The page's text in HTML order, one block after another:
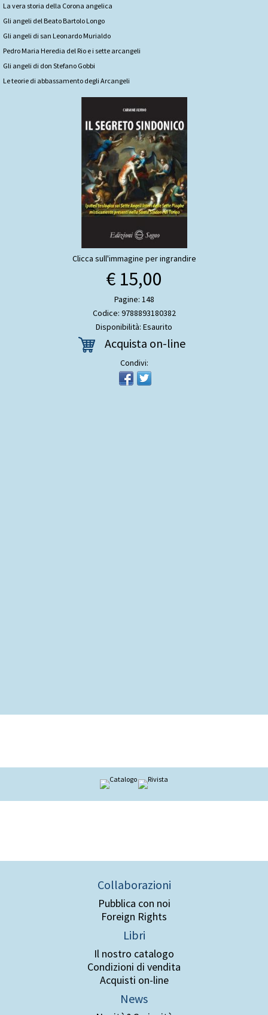
La vera storia della Corona angelica
Gli angeli del Beato Bartolo Longo
Gli angeli di san Leonardo Murialdo
Pedro Maria Heredia del Rio e i sette arcangeli
Gli angeli di don Stefano Gobbi
Le teorie di abbassamento degli Arcangeli
Clicca sull'immagine per ingrandire
€ 15,00
Pagine: 148
Codice: 9788893180382
Disponibilità: Esaurito
Acquista on-line
Condivi:
Collaborazioni
Pubblica con noi
Foreign Rights
Libri
Il nostro catalogo
Condizioni di vendita
Acquisti on-line
News